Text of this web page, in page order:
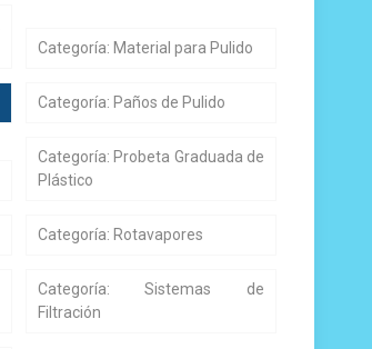
Categoría: Material para Pulido
Categoría: Paños de Pulido
Categoría: Probeta Graduada de
Plástico
Categoría: Rotavapores
Categoría: Sistemas de
Filtración